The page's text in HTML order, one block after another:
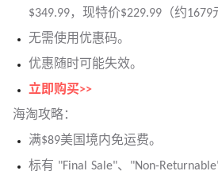
$349.99，现特价$229.99（约1679
无需使用优惠码。
优惠随时可能失效。
立即购买>>
海淘攻略：
满$89美国境内免运费。
标有 "Final Sale"、"Non-